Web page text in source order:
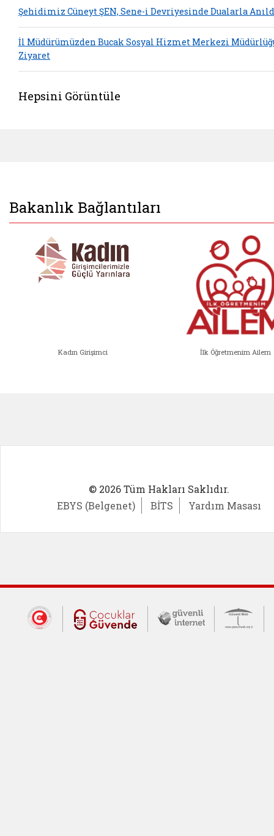
Şehidimiz Cüneyt ŞEN, Sene-i Devriyesinde Dualarla
İl Müdürümüzden Bucak Sosyal Hizmet Merkezi
Ziyaret
Hepsini Görüntüle
Bakanlık Bağlantıları
Kadın Girişimci İlk Öğretmenim Ailem
© 2026 Tüm Hakları Saklıdır.
EBYS (Belgenet)
BİTS Yardım Masası
Dış Bağlantılar
Cumhurbaşkanlığı İletişim Merkezi
Çocuklar Güvende (yeni
Güvenli